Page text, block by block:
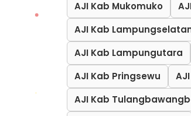
AJI Kab Mukomuko
AJI Kab
AJI Kab Lampungutara
AJI Kab Pringsewu
AJI Kab